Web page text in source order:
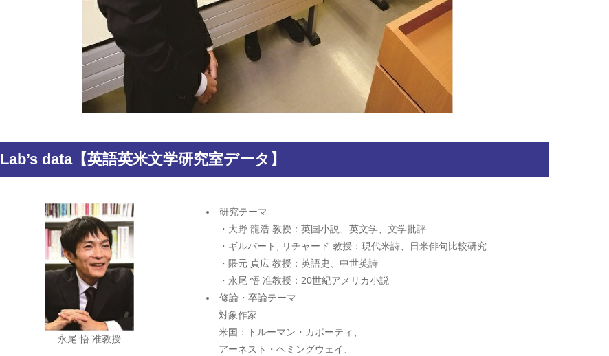
Lab’s data【英語英米文学研究室データ】
永尾 悟 准教授
研究テーマ
・大野 龍浩 教授：英国小説、英文学、文学批評
・ギルバート, リチャード 教授：現代米詩、日米俳句比較研究
・隈元 貞広 教授：英語史、中世英詩
・永尾 悟 准教授：20世紀アメリカ小説
修論・卒論テーマ
対象作家
米国：トルーマン・カポーティ、
アーネスト・ヘミングウェイ、